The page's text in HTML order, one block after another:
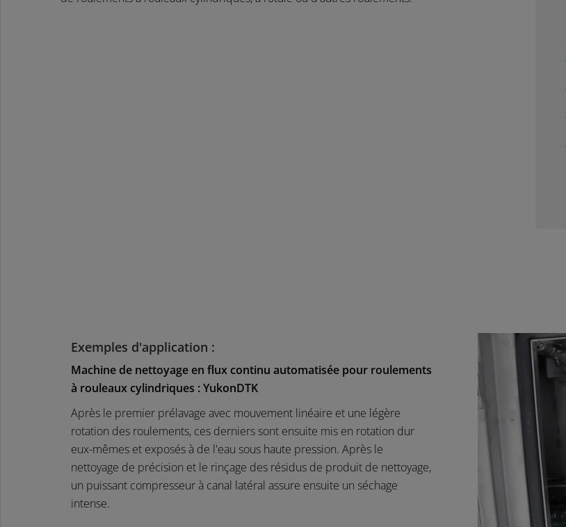
Exemples d'application :
Machine de nettoyage en flux continu automatisée pour roulements
à rouleaux cylindriques : YukonDTK
Après le premier prélavage avec mouvement linéaire et une légère
rotation des roulements, ces derniers sont ensuite mis en rotation dur
eux-mêmes et exposés à de l'eau sous haute pression. Après le
nettoyage de précision et le rinçage des résidus de produit de nettoyage,
un puissant compresseur à canal latéral assure ensuite un séchage
intense.